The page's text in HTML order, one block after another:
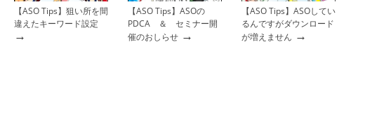
【ASO Tips】狙い所を間
違えたキーワード設定
→
【ASO Tips】ASOの
PDCA ＆ セミナー開
催のおしらせ →
【ASO Tips】ASOしてい
るんですがダウンロード
が増えません →